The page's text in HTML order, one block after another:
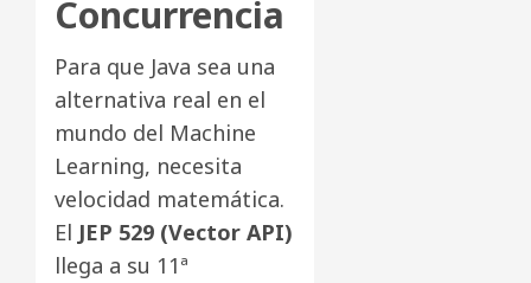
Concurrencia
Para que Java sea una
alternativa real en el
mundo del Machine
Learning, necesita
velocidad matemática.
El JEP 529 (Vector API)
llega a su 11ª